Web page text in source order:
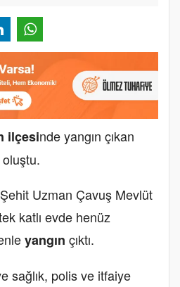
ilçesinde yangın çıkan
Uzman Çavuş Mevlüt
katlı evde henüz
yangın çıktı.
sağlık, polis ve itfaiye